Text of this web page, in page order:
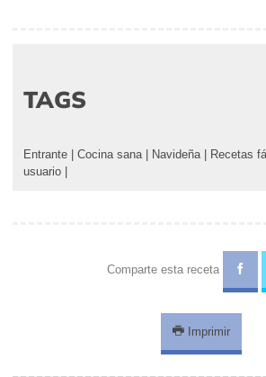
TAGS
Entrante Cocina sana| Navideña| Recetas
usuario
Comparte esta receta
Imprimir